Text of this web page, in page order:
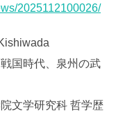
2025112100026/
国時代、泉州の武
文学研究科 哲学歴